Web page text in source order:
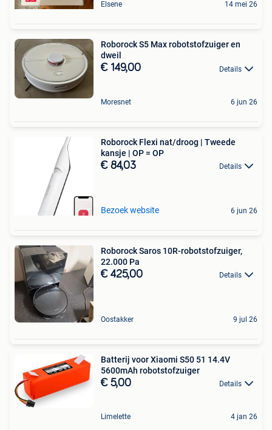
Elsene 14 mei 26
Roborock S5 Max robotstofzuiger en
dweil
€ 149,00 Details
Moresnet 6 jun 26
Roborock Flexi nat/droog | Tweede
kansje | OP = OP
€ 84,03 Details
Bezoek website 6 jun 26
Roborock Saros 10R-robotstofzuiger,
22.000 Pa
€ 425,00 Details
Oostakker 9 jul 26
Batterij voor Xiaomi S50 51 14.4V
5600mAh robotstofzuiger
€ 5,00 Details
Limelette 4 jan 26